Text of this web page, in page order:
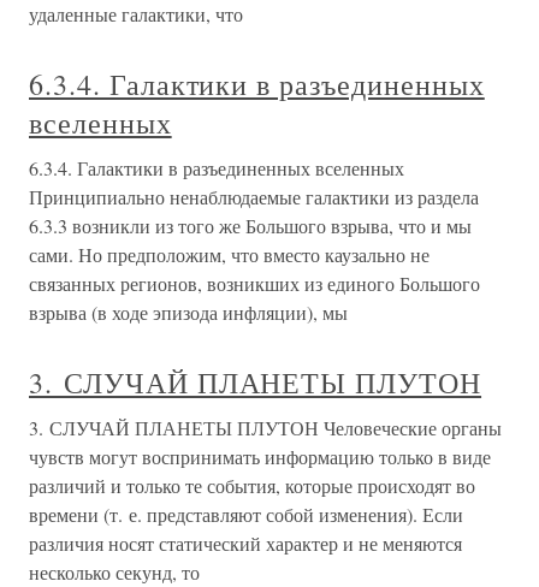
удаленные галактики, что
6.3.4. Галактики в разъединенных
вселенных
6.3.4. Галактики в разъединенных вселенных
Принципиально ненаблюдаемые галактики из раздела
6.3.3 возникли из того же Большого взрыва, что и мы
сами. Но предположим, что вместо каузально не
связанных регионов, возникших из единого Большого
взрыва (в ходе эпизода инфляции), мы
3. СЛУЧАЙ ПЛАНЕТЫ ПЛУТОН
3. СЛУЧАЙ ПЛАНЕТЫ ПЛУТОН Человеческие органы
чувств могут воспринимать информацию только в виде
различий и только те события, которые происходят во
времени (т. е. представляют собой изменения). Если
различия носят статический характер и не меняются
несколько секунд, то